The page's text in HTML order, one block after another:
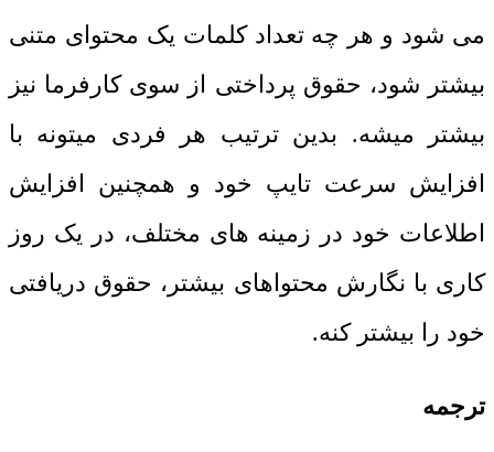
می شود و هر چه تعداد کلمات یک محتوای متنی
بیشتر شود، حقوق پرداختی از سوی کارفرما نیز
بیشتر میشه. بدین ترتیب هر فردی میتونه با
افزایش سرعت تایپ خود و همچنین افزایش
اطلاعات خود در زمینه های مختلف، در یک روز
کاری با نگارش محتواهای بیشتر، حقوق دریافتی
خود را بیشتر کنه.
ترجمه